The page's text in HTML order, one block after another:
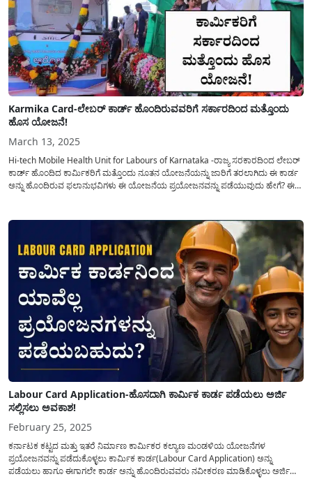
Karmika Card-ಲೇಬರ್ ಕಾರ್ಡ್ ಹೊಂದಿರುವವರಿಗೆ ಸರ್ಕಾರದಿಂದ ಮತ್ತೊಂದು
ಹೊಸ ಯೋಜನೆ!
March 13, 2025
Hi-tech Mobile Health Unit for Labours of Karnataka -ರಾಜ್ಯ ಸರಕಾರದಿಂದ ಲೇಬರ್
ಕಾರ್ಡ್ ಹೊಂದಿದ ಕಾರ್ಮಿಕರಿಗೆ ಮತ್ತೊಂದು ನೂತನ ಯೋಜನೆಯನ್ನು ಜಾರಿಗೆ ತರಲಾಗಿದು ಈ ಕಾರ್ಡ
ಅನ್ನು ಹೊಂದಿರುವ ಫಲಾನುಭವಿಗಳು ಈ ಯೋಜನೆಯ ಪ್ರಯೋಜನವನ್ನು ಪಡೆಯುವುದು ಹೇಗೆ? ಈ
Labour Card Application-ಹೊಸದಾಗಿ ಕಾರ್ಮಿಕ ಕಾರ್ಡ ಪಡೆಯಲು ಅರ್ಜಿ
ಸಲ್ಲಿಸಲು ಅವಕಾಶ!
February 25, 2025
ಕರ್ನಾಟಕ ಕಟ್ಟದ ಮತ್ತು ಇತರೆ ನಿರ್ಮಾಣ ಕಾರ್ಮಿಕರ ಕಲ್ಯಾಣ ಮಂಡಳಿಯ ಯೋಜನೆಗಳ
ಪ್ರಯೋಜನವನ್ನು ಪಡೆದುಕೊಳ್ಳಲು ಕಾರ್ಮಿಕ ಕಾರ್ಡ(Labour Card Application) ಅನ್ನು
ಪಡೆಯಲು ಹಾಗೂ ಈಗಾಗಲೇ ಕಾರ್ಡ ಅನ್ನು ಹೊಂದಿರುವವರು ನವೀಕರಣ ಮಾಡಿಕೊಳ್ಳಲು ಅರ್ಜಿ